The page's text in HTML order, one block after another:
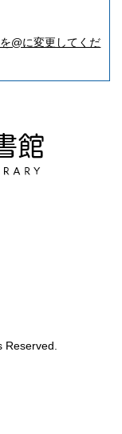
@に変更してくだ